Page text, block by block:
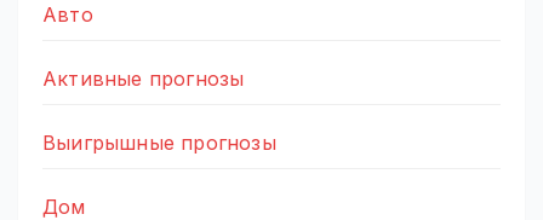
Авто
Активные прогнозы
Выигрышные прогнозы
Дом